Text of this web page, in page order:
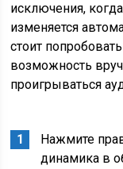
исключения,
изменяется
стоит
возможность
проигрываться
Нажмите
динамика в